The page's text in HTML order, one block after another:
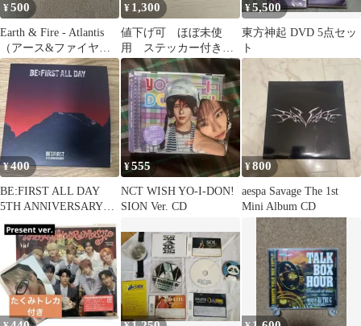
¥500
Earth & Fire - Atlantis
（アース&ファイヤ
ー）CD国内盤
¥ 1,300
値下げ可 ほぼ未使
用 ステッカー付き
ころん アルバム アスタ
ー CD
¥5,500
東方神起 DVD 5点セッ
ト
¥400
BE:FIRST ALL DAY
5TH ANNIVERSARY
CD
¥555
NCT WISH YO-I-DON!
SION Ver. CD
¥800
aespa Savage The 1st
Mini Album CD